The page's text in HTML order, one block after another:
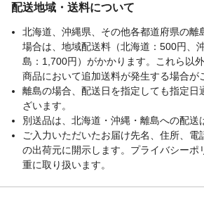
配送地域・送料について
北海道、沖縄県、その他各都道府県の離
場合は、地域配送料（北海道：500円、
島：1,700円）がかかります。これら以
商品において追加送料が発生する場合が
離島の場合、配送日を指定しても指定日
ざいます。
別送品は、北海道・沖縄・離島への配送
ご入力いただいたお届け先名、住所、電
の出荷元に開示します。プライバシーポ
重に取り扱います。